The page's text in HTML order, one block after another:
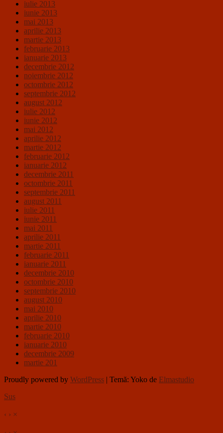
iulie 2013
iunie 2013
mai 2013
aprilie 2013
martie 2013
februarie 2013
ianuarie 2013
decembrie 2012
noiembrie 2012
octombrie 2012
septembrie 2012
august 2012
iulie 2012
iunie 2012
mai 2012
aprilie 2012
martie 2012
februarie 2012
ianuarie 2012
decembrie 2011
octombrie 2011
septembrie 2011
august 2011
iulie 2011
iunie 2011
mai 2011
aprilie 2011
martie 2011
februarie 2011
ianuarie 2011
decembrie 2010
octombrie 2010
septembrie 2010
august 2010
mai 2010
aprilie 2010
martie 2010
februarie 2010
ianuarie 2010
decembrie 2009
martie 201
Proudly powered by WordPress | Temă: Yoko de Elmastudio
Sus
‹ › ×